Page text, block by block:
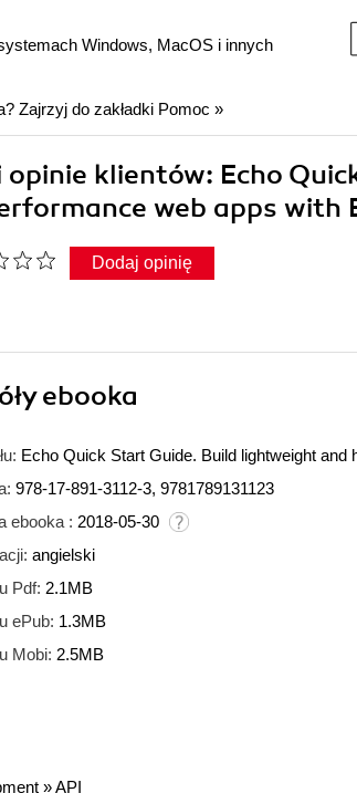
Windows, MacOS i innych
Zajrzyj do zakładki Pomoc »
opinie klientów: Echo
web apps with
Dodaj opinię
ebooka
Echo Quick Start Guide. Build lightweight
978-17-891-3112-3, 9781789131123
ebooka : 2018-05-30
angielski
Pdf: 2.1MB
ePub: 1.3MB
Mobi: 2.5MB
»API